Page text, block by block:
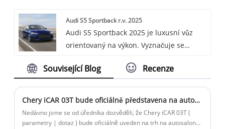
motorem nabízí hladkou jízdu a vynikající
ovladatelnost. Díky pokročilým funkcím a
prémiovým povrchovým úpravám je Q5
hledají kombinaci výkonu a luxusu.
Audi S5 Sportback r.v. 2025
Audi S5 Sportback 2025 je luxusní vůz
orientovaný na výkon. Vyznačuje se
střechy, výkonným motorem 3.0T V6 a
vybaveným interiérem, který nabízí
komfort i sportovní prvky.
Související Blog Recenze
Chery iCAR 03T bude oficiálně představena na autosalonu v Chengdu v roce 2024
Nedávno jsme se od úředníka dozvěděli, že Chery iCAR 03T (
parametry | dotaz ) bude oficiálně uveden na trh na autosalonu